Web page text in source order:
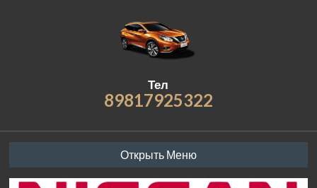
Тел
89817925322
Открыть Меню